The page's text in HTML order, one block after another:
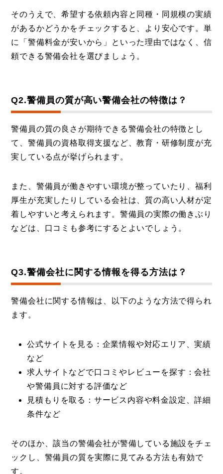
そのうえで、希望する依頼内容と同種・同規模の実績
があるかどうかをチェックすると、より安心です。単
に「警備料金が安いから」といった理由ではなく、信
頼できる警備会社を選びましょう。
Q2.警備員の質が高い警備会社の特徴は？
警備員の質の良さが期待できる警備会社の特徴とし
て、警備員の資格取得支援など、教育・研修制度が充
実している点が挙げられます。
また、警備員が働きやすい環境が整っていたり、福利
厚生が充実したりしている会社は、質の高い人材が定
着しやすいと考えられます。警備員の実際の働きぶり
などは、口コミも参考にするとよいでしょう。
Q3.警備会社に関する情報を得る方法は？
警備会社に関する情報は、以下のような方法で得られ
ます。
公式サイトを見る：企業情報や対応エリア、実績
など
求人サイトなどで口コミやレビューを探す：会社
や警備員に対する評価など
見積もりを取る：サービス内容や料金設定、詳細
条件など
そのほか、該当の警備会社が警備している施設をチェ
ックし、警備員の質を実際に見てみる方法も有効で
す。